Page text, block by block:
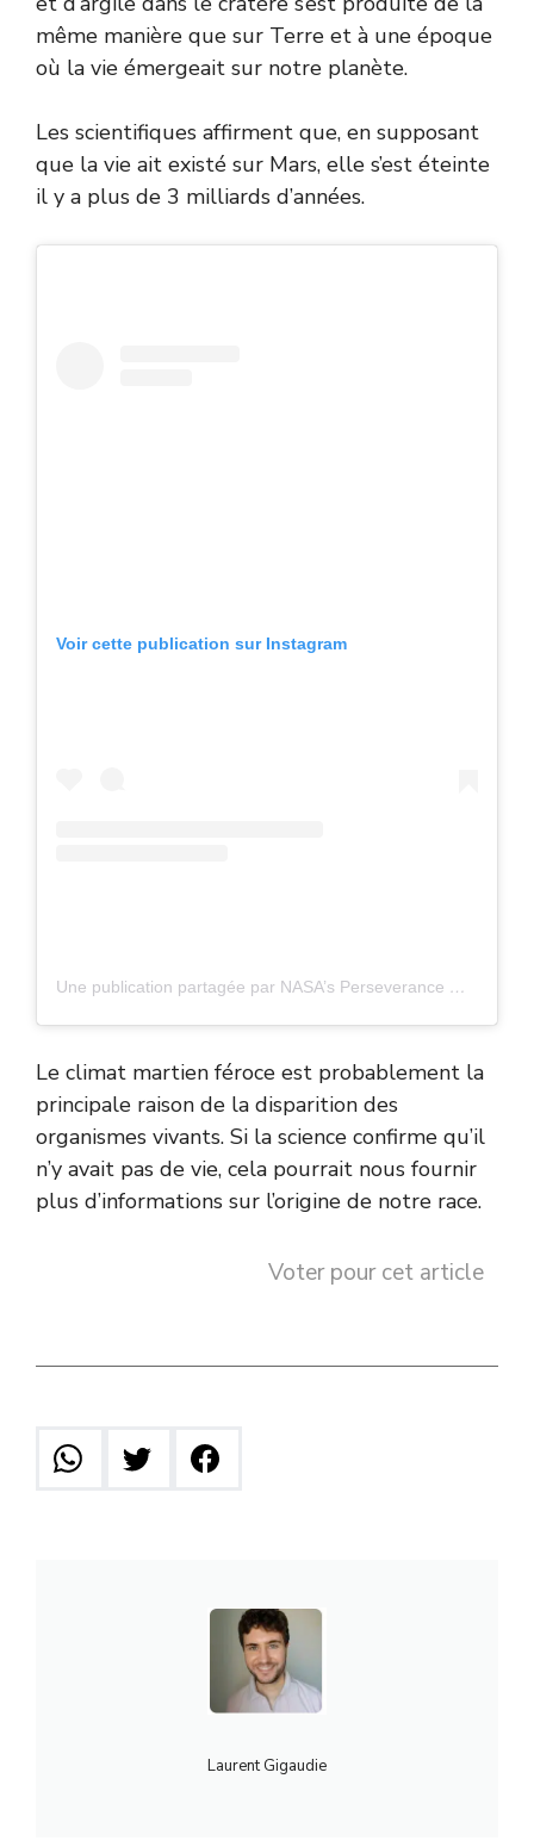
même manière que sur Terre et à une époque
où la vie émergeait sur notre planète.
Les scientifiques affirment que, en supposant
que la vie ait existé sur Mars, elle s’est éteinte
il y a plus de 3 milliards d’années.
Voir cette publication sur Instagram
Une publication partagée par NASA’s Perseverance Mars Rover (@perseverance.mars)
Le climat martien féroce est probablement la
principale raison de la disparition des
organismes vivants. Si la science confirme qu’il
n’y avait pas de vie, cela pourrait nous fournir
plus d’informations sur l’origine de notre race.
Voter pour cet article
Laurent Gigaudie